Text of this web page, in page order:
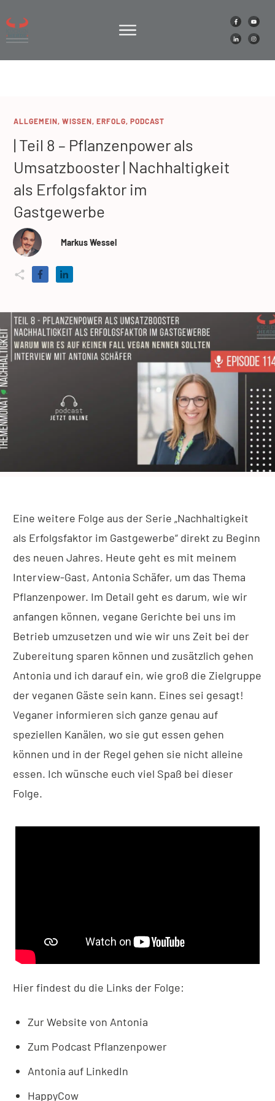
ALLGEMEIN, WISSEN, ERFOLG, PODCAST
| Teil 8 – Pflanzenpower als
Umsatzbooster | Nachhaltigkeit
als Erfolgsfaktor im
Gastgewerbe
Markus Wessel
Eine weitere Folge aus der Serie „Nachhaltigkeit
als Erfolgsfaktor im Gastgewerbe“ direkt zu Beginn
des neuen Jahres. Heute geht es mit meinem
Interview-Gast, Antonia Schäfer, um das Thema
Pflanzenpower. Im Detail geht es darum, wie wir
anfangen können, vegane Gerichte bei uns im
Betrieb umzusetzen und wie wir uns Zeit bei der
Zubereitung sparen können und zusätzlich gehen
Antonia und ich darauf ein, wie groß die Zielgruppe
der veganen Gäste sein kann. Eines sei gesagt!
Veganer informieren sich ganze genau auf
speziellen Kanälen, wo sie gut essen gehen
können und in der Regel gehen sie nicht alleine
essen. Ich wünsche euch viel Spaß bei dieser
Folge.
Hier findest du die Links der Folge:
ZurWebsite von Antonia
Zum Podcast Pflanzenpower
Antonia auf LinkedIn
HappyCow